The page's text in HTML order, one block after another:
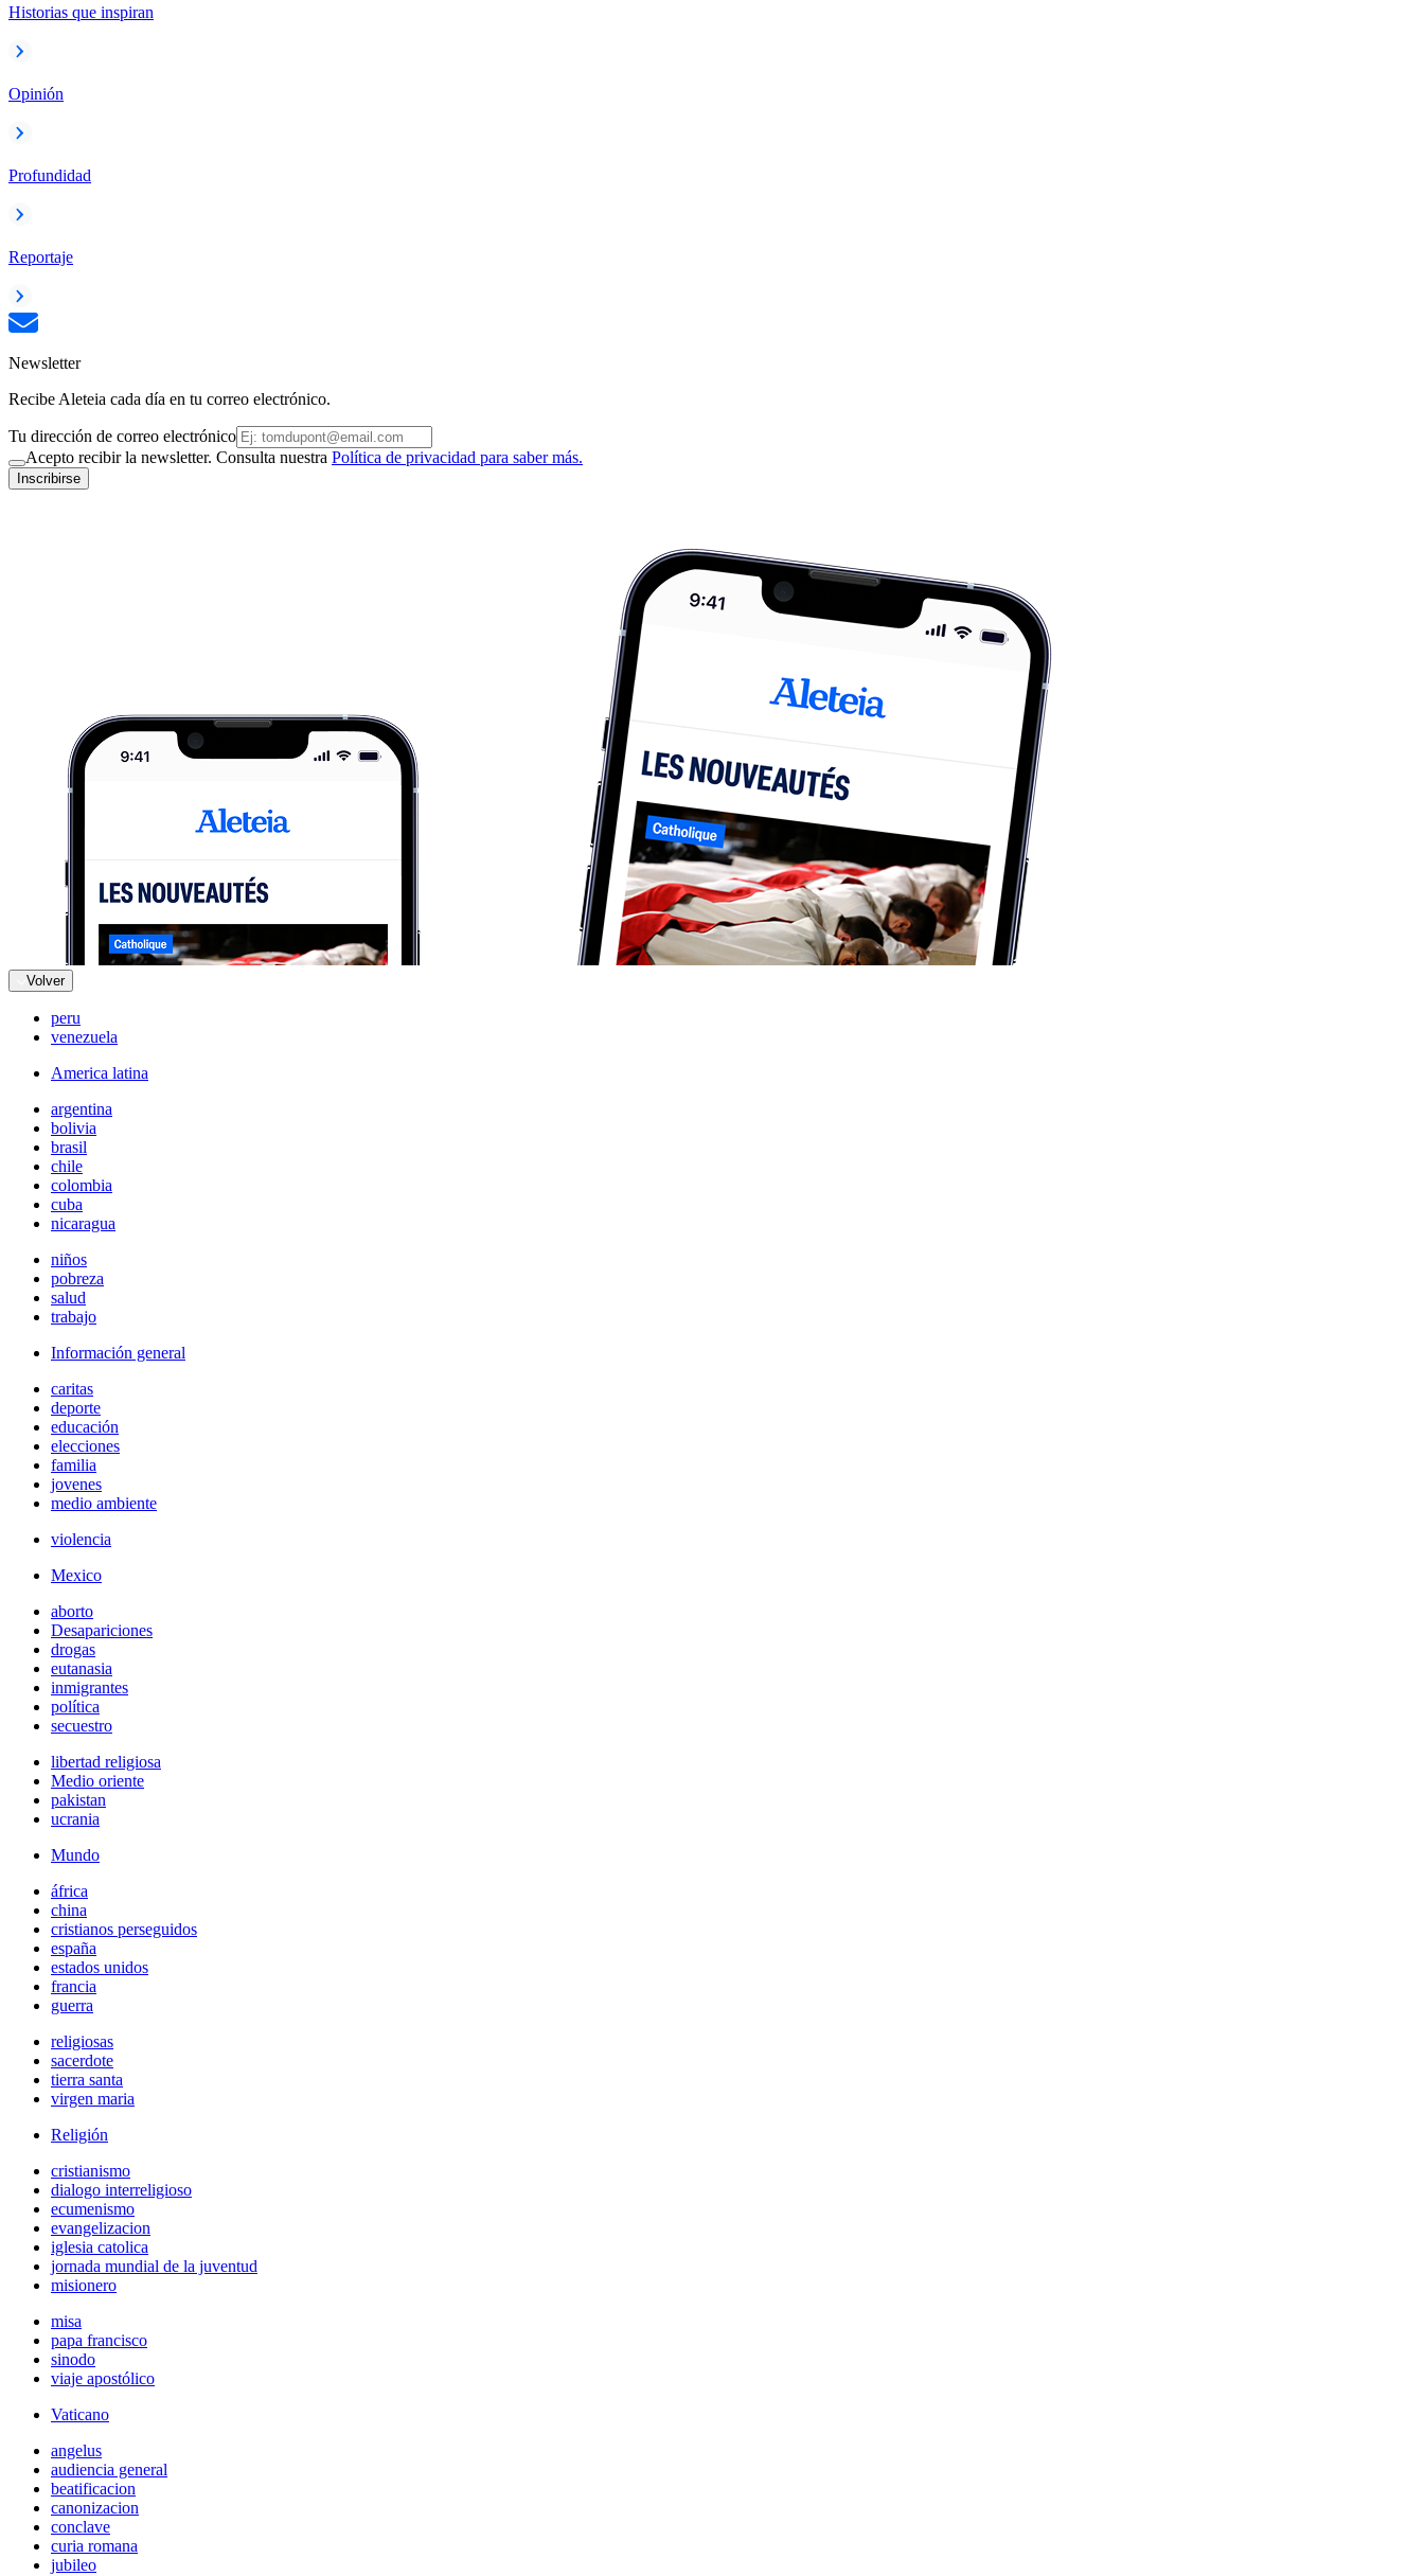
Historias que inspiran
Opinión
Profundidad
Reportaje
Newsletter
Recibe Aleteia cada día en tu correo electrónico.
Tu dirección de correo electrónico
Acepto recibir la newsletter. Consulta nuestra Política de privacidad para saber más.
Inscribirse
Volver
peru
venezuela
America latina
argentina
bolivia
brasil
chile
colombia
cuba
nicaragua
niños
pobreza
salud
trabajo
Información general
caritas
deporte
educación
elecciones
familia
jovenes
medio ambiente
violencia
Mexico
aborto
Desapariciones
drogas
eutanasia
inmigrantes
política
secuestro
libertad religiosa
Medio oriente
pakistan
ucrania
Mundo
áfrica
china
cristianos perseguidos
españa
estados unidos
francia
guerra
religiosas
sacerdote
tierra santa
virgen maria
Religión
cristianismo
dialogo interreligioso
ecumenismo
evangelizacion
iglesia catolica
jornada mundial de la juventud
misionero
misa
papa francisco
sinodo
viaje apostólico
Vaticano
angelus
audiencia general
beatificacion
canonizacion
conclave
curia romana
jubileo